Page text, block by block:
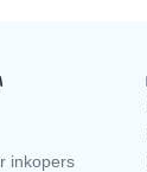
inkopers